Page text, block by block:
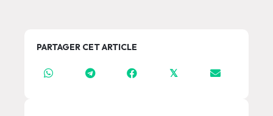
PARTAGER CET ARTICLE
𝕏